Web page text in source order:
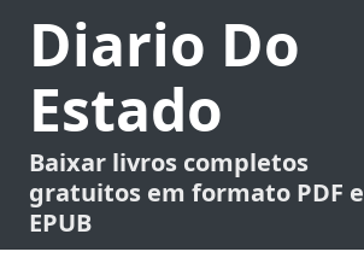
Diario Do
Estado
Baixar livros completos
gratuitos em formato PDF e
EPUB